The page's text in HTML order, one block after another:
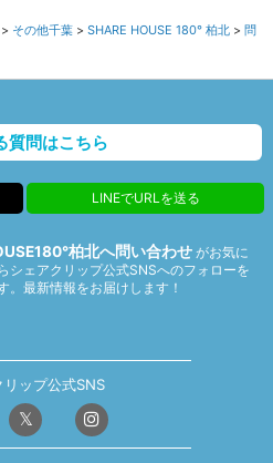
その他千葉 SHARE HOUSE 180° 柏北
問
質問はこちら
LINEでURLを送る
柏北へ問い合わせ がお気に
シェアクリップ公式SNSへのフォローを
。最新情報をお届けします！
リップ公式SNS